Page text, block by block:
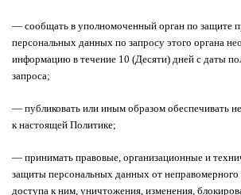
— сообщать в уполномоченный орган по защите
персональных данных по запросу этого органа
информацию в течение 10 (Десяти) дней с даты
запроса;
— публиковать или иным образом обеспечивать
к настоящей Политике;
— принимать правовые, организационные и
защиты персональных данных от неправомерного
доступа к ним, уничтожения, изменения,